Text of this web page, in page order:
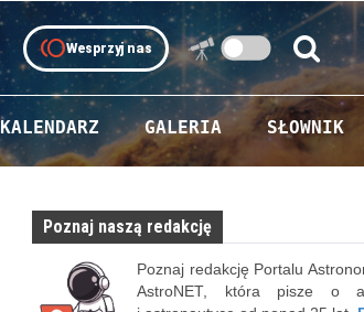
tollWesprzyj nas
Szukaj:
KALENDARZ GALERIA SŁOWNIK
Poznaj naszą redakcję
Poznaj redakcję Portalu
AstroNET, która pisze o